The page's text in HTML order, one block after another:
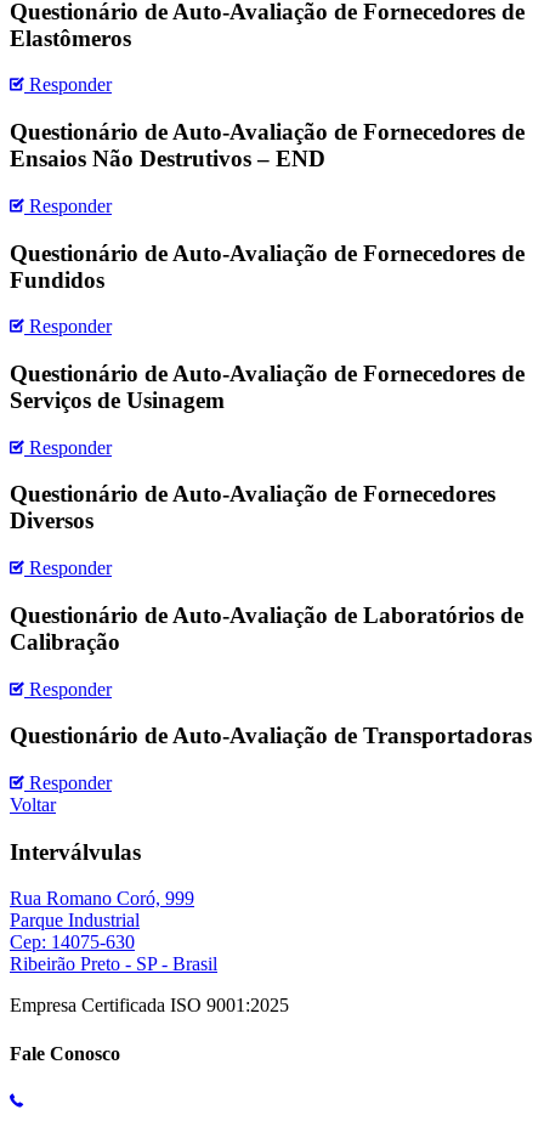
Questionário de Auto-Avaliação de Fornecedores de
Elastômeros
Responder
Questionário de Auto-Avaliação de Fornecedores de
Ensaios Não Destrutivos – END
Responder
Questionário de Auto-Avaliação de Fornecedores de
Fundidos
Responder
Questionário de Auto-Avaliação de Fornecedores de
Serviços de Usinagem
Responder
Questionário de Auto-Avaliação de Fornecedores
Diversos
Responder
Questionário de Auto-Avaliação de Laboratórios de
Calibração
Responder
Questionário de Auto-Avaliação de Transportadoras
Responder
Voltar
Interválvulas
Rua Romano Coró, 999
Parque Industrial
Cep: 14075-630
Ribeirão Preto - SP - Brasil
Empresa Certificada ISO 9001:2025
Fale Conosco